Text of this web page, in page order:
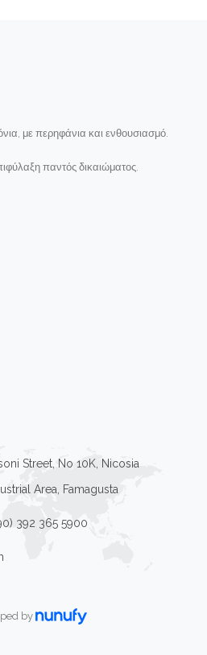
με περηφάνια και ενθουσιασμό.
παντός δικαιώματος.
Street, No 10K, Nicosia
Area, Famagusta
392 365 5900
by